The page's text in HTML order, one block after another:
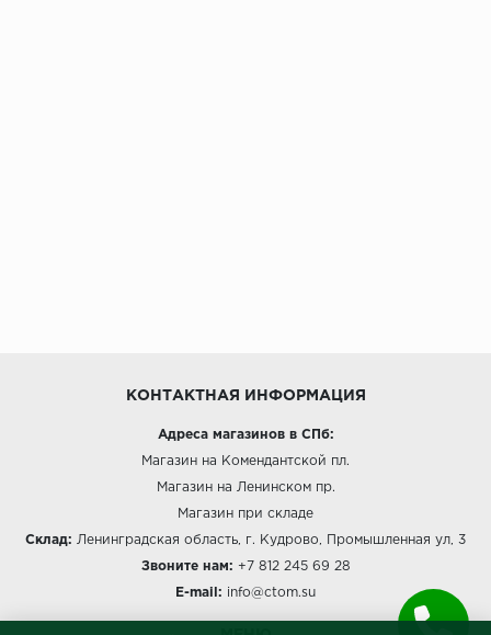
КОНТАКТНАЯ ИНФОРМАЦИЯ
Адреса магазинов в СПб:
Магазин на Комендантской пл.
Магазин на Ленинском пр.
Магазин при складе
Склад: Ленинградская область, г. Кудрово, Промышленная ул, 3
Звоните нам: +7 812 245 69 28
E-mail: info@ctom.su